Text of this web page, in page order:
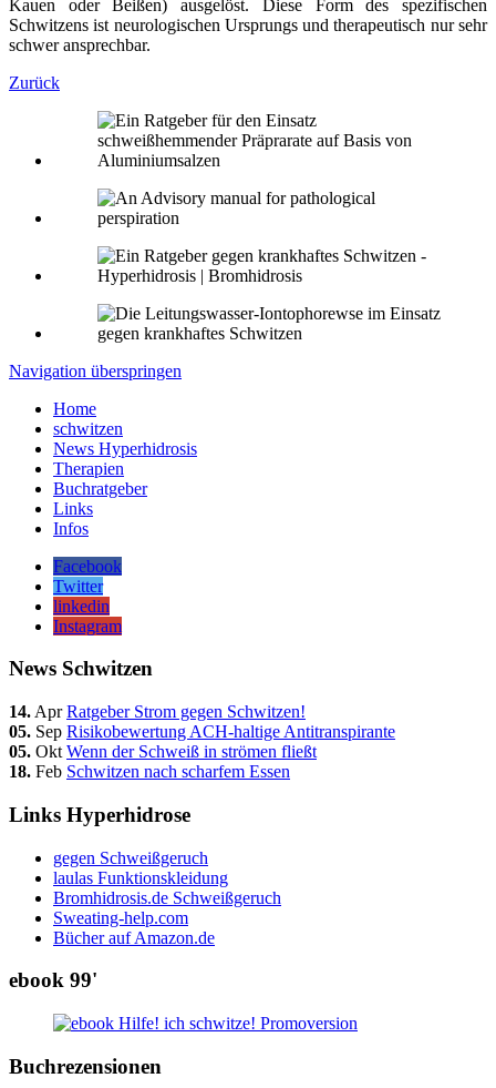
Kauen oder Beißen) ausgelöst. Diese Form des spezifischen
Schwitzens ist neurologischen Ursprungs und therapeutisch nur sehr
schwer ansprechbar.
Zurück
Navigation überspringen
Home
schwitzen
News Hyperhidrosis
Therapien
Buchratgeber
Links
Infos
Facebook
Twitter
linkedin
Instagram
News Schwitzen
14. AprRatgeber Strom gegen Schwitzen!
05. Sep Risikobewertung ACH-haltige Antitranspirante
05. Okt Wenn der Schweiß in strömen fließt
18. Feb Schwitzen nach scharfem Essen
Links Hyperhidrose
gegen Schweißgeruch
laulas Funktionskleidung
Bromhidrosis.de Schweißgeruch
Sweating-help.com
Bücher auf Amazon.de
ebook 99'
Buchrezensionen